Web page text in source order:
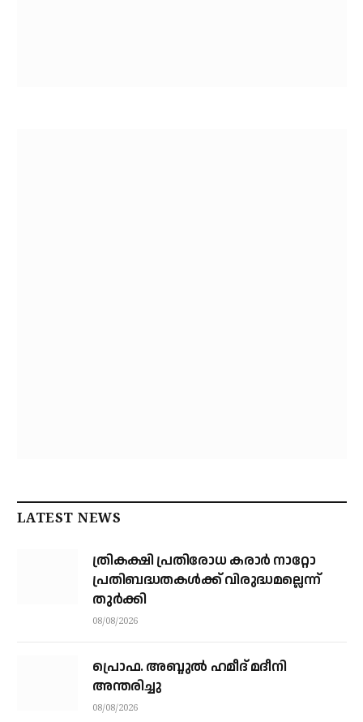
LATEST NEWS
ത്രികക്ഷി പ്രതിരോധ കരാര്‍ നാറ്റോ
പ്രതിബദ്ധതകള്‍ക്ക് വിരുദ്ധമല്ലെന്ന്
തുര്‍ക്കി
08/08/2026
പ്രൊഫ. അബ്ദുൽ ഹമീദ് മദീനി
അന്തരിച്ചു
08/08/2026